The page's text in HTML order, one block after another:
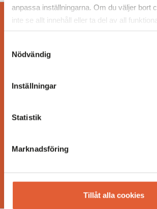
anpassa inställningarna. Om du väljer bort
inte se allt innehåll eller ta del av all
webbplats.
Nödvändig
Inställningar
Statistik
Marknadsföring
Tillåt alla cookies
BESÖKSINFO
Facebook